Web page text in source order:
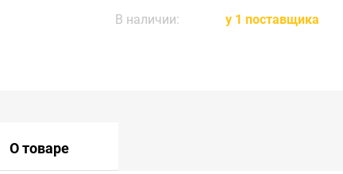
В наличии:
у 1 поставщика
О товаре